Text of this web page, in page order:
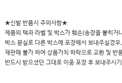
★신발 반품시 주의사항★
제품의 택과 라벨 및 박스가 훼손(송장을 붙히거
박스 분실로 다른 박스에 포장해서 보내주실경우,
재판매 불가 하여 상품가치 하락으로 교환 및 반
반드시 받으셨던 그대로 이중 포장 후 보내주시